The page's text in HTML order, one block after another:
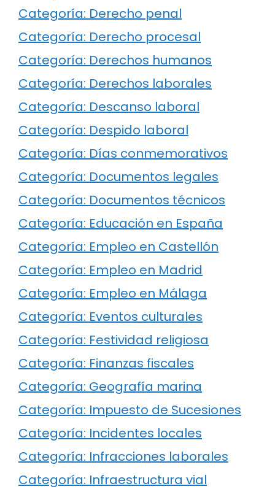
Categoría: Derecho penal
Categoría: Derecho procesal
Categoría: Derechos humanos
Categoría: Derechos laborales
Categoría: Descanso laboral
Categoría: Despido laboral
Categoría: Días conmemorativos
Categoría: Documentos legales
Categoría: Documentos técnicos
Categoría: Educación en España
Categoría: Empleo en Castellón
Categoría: Empleo en Madrid
Categoría: Empleo en Málaga
Categoría: Eventos culturales
Categoría: Festividad religiosa
Categoría: Finanzas fiscales
Categoría: Geografía marina
Categoría: Impuesto de Sucesiones
Categoría: Incidentes locales
Categoría: Infracciones laborales
Categoría: Infraestructura vial